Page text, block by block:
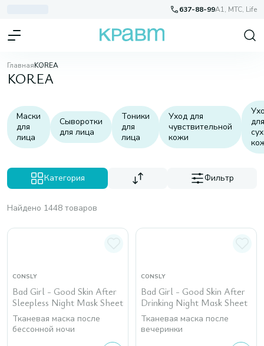
637-88-99A1, МТС, Life
ГлавнаяKOREA
KOREA
Маски
для
лица
Сыворотки
для лица
Тоники
для
лица
Уход для
чувствительной
кожи
для
Категория Фильтр
Найдено 1448 товаров
CONSLY
Bad Girl - Good Skin After
Sleepless Night Mask Sheet
Тканевая маска после
бессонной ночи
CONSLY
Bad Girl - Good Skin After
Drinking Night Mask Sheet
Тканевая маска после
вечеринки